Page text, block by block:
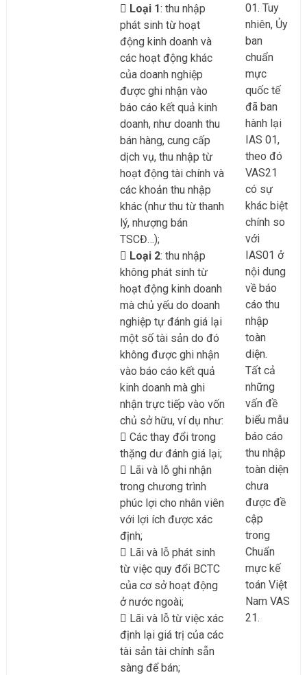
Loại 1: thu nhập
phát sinh từ hoạt
động kinh doanh và
các hoạt động khác
của doanh nghiệp
được ghi nhận vào
báo cáo kết quả kinh
doanh, như doanh thu
bán hàng, cung cấp
dịch vụ, thu nhập từ
hoạt động tài chính và
các khoản thu nhập
khác (như thu từ thanh
lý, nhượng bán
TSCĐ…);
Loại 2: thu nhập
không phát sinh từ
hoạt động kinh doanh
mà chủ yếu do doanh
nghiệp tự đánh giá lại
một số tài sản do đó
không được ghi nhận
vào báo cáo kết quả
kinh doanh mà ghi
nhận trực tiếp vào vốn
chủ sở hữu, ví dụ như:
Các thay đổi trong
thặng dư đánh giá lại;
Lãi và lỗ ghi nhận
trong chương trình
phúc lợi cho nhân viên
với lợi ích được xác
định;
Lãi và lỗ phát sinh
từ việc quy đổi BCTC
của cơ sở hoạt động
ở nước ngoài;
Lãi và lỗ từ việc xác
định lại giá trị của các
tài sản tài chính sẵn
sàng để bán;
01. Tuy
nhiên, Ủy
ban
chuẩn
mực
quốc tế
đã ban
hành lại
IAS 01,
theo đó
VAS21
có sự
khác biệt
chính so
với
IAS01 ở
nội dung
về báo
cáo thu
nhập
toàn
diện.
Tất cả
những
vấn đề
biểu mẫu
báo cáo
thu nhập
toàn diện
chưa
được đề
cập
trong
Chuẩn
mực kế
toán Việt
Nam VAS
21.